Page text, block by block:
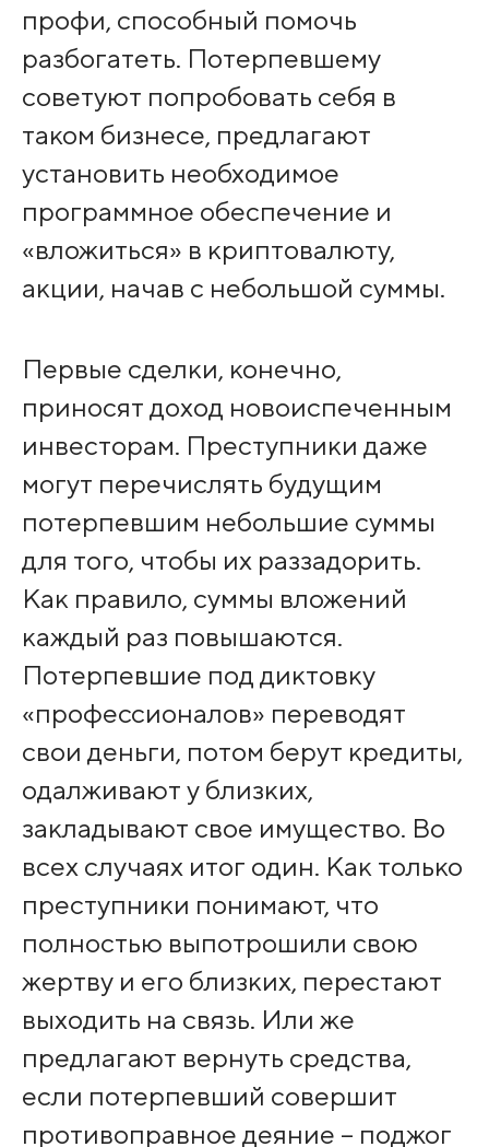
профи, способный помочь
разбогатеть. Потерпевшему
советуют попробовать себя в
таком бизнесе, предлагают
установить необходимое
программное обеспечение и
«вложиться» в криптовалюту,
акции, начав с небольшой суммы.
Первые сделки, конечно,
приносят доход новоиспеченным
инвесторам. Преступники даже
могут перечислять будущим
потерпевшим небольшие суммы
для того, чтобы их раззадорить.
Как правило, суммы вложений
каждый раз повышаются.
Потерпевшие под диктовку
«профессионалов» переводят
свои деньги, потом берут кредиты,
одалживают у близких,
закладывают свое имущество. Во
всех случаях итог один. Как только
преступники понимают, что
полностью выпотрошили свою
жертву и его близких, перестают
выходить на связь. Или же
предлагают вернуть средства,
если потерпевший совершит
противоправное деяние – поджог